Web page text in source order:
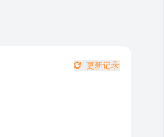
更新记录